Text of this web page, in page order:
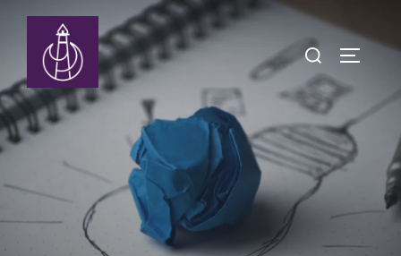
Pular
conteúdo
Pesquisar
por: